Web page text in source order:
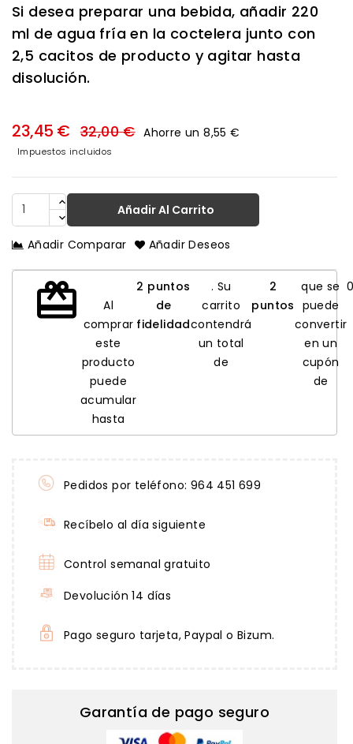
Si desea preparar una bebida, añadir 220
ml de agua fría en la coctelera junto con
2,5 cacitos de producto y agitar hasta
disolución.
23,45 € 32,00 € Ahorre un 8,55 €
Impuestos incluidos
Añadir Al Carrito
Añadir Comparar Añadir Deseos
redeem
Al
comprar
este
producto
puede
acumular
hasta
2 puntos
de
fidelidad
. Su
carrito
contendrá
un total
de
2
puntos
que se
puede
convertir
en un
cupón
de
Pedidos por teléfono: 964 451 699
Recíbelo al día siguiente
Control semanal gratuito
Devolución 14 días
Pago seguro tarjeta, Paypal o Bizum.
Garantía de pago seguro